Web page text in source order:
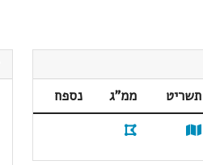
תשריט ממ"ג
נספח